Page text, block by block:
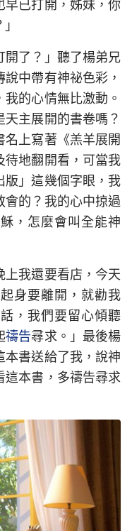
早已打開，姊妹，你
開了？」聽了楊弟兄
中帶有神祕色彩，
的心情無比激動。
主展開的書卷嗎？
名上寫著《羔羊展開
待地翻開看，可當我
版」這幾個字眼，我
會的？我的心中掠過
，怎麼會叫全能神
上我還要看店，今天
身要離開，就勸我
，我們要留心傾聽
禱告尋求。」最後楊
本書送給了我，說神
這本書，多禱告尋求